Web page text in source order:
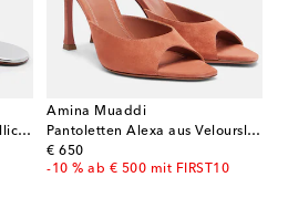
Sandalen Juliette aus Metallic-Leder
Amina Muaddi
Pantoletten Alexa aus Veloursleder
€ 650
original price
-10 % ab € 500 mit FIRST10